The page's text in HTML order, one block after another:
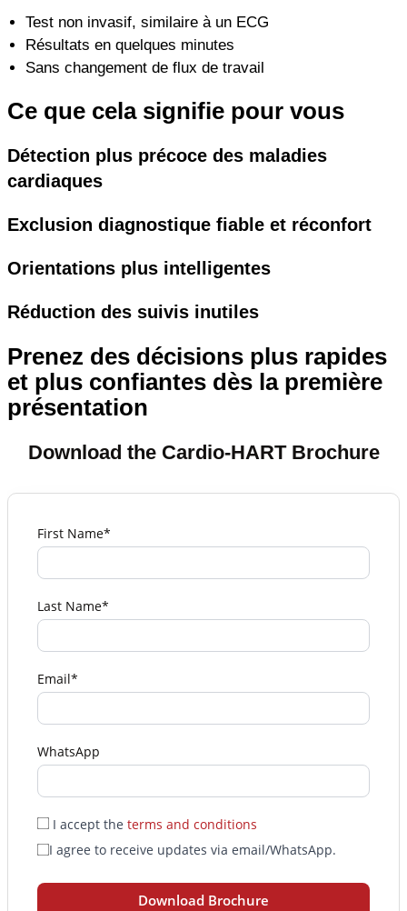
Test non invasif, similaire à un ECG
Résultats en quelques minutes
Sans changement de flux de travail
Ce que cela signifie pour vous
Détection plus précoce des maladies
cardiaques
Exclusion diagnostique fiable et réconfort
Orientations plus intelligentes
Réduction des suivis inutiles
Prenez des décisions plus rapides
et plus confiantes dès la première
présentation
Download the Cardio-HART Brochure
First Name*
Last Name*
Email*
WhatsApp
I accept the terms and conditions
I agree to receive updates via email/WhatsApp.
Download Brochure